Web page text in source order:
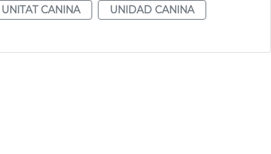
UNITAT CANINA
UNIDAD CANINA